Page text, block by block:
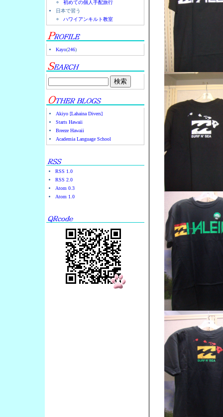
初めての個人手配旅行
日本で習う
ハワイアンキルト教室
Kayo(246)
Akiyo [Lahaina Divers]
Starts Hawaii
Breeze Hawaii
Academia Language School
RSS 1.0
RSS 2.0
Atom 0.3
Atom 1.0